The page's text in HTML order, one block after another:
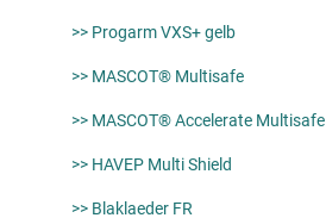
>> Progarm VXS+ gelb
>> MASCOT® Multisafe
>> MASCOT® Accelerate Multisafe
>> HAVEP Multi Shield
>> Blaklaeder FR